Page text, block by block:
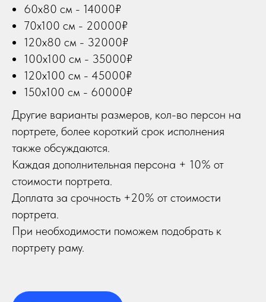
60х80 см - 14000₽
70х100 см - 20000₽
120х80 см - 32000₽
100х100 см - 35000₽
120х100 см - 45000₽
150х100 см - 60000₽
Другие варианты размеров, кол-во персон на
портрете, более короткий срок исполнения
также обсуждаются.
Каждая дополнительная персона + 10% от
стоимости портрета.
Доплата за срочность +20% от стоимости
портрета.
При необходимости поможем подобрать к
портрету раму.